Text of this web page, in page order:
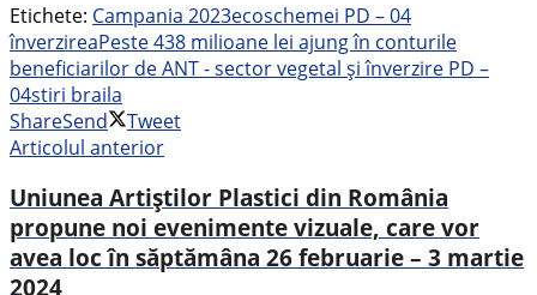
Etichete: Campania 2023ecoschemei PD – 04
înverzireaPeste 438 milioane lei ajung în conturile
beneficiarilor de ANT - sector vegetal și înverzire PD –
04stiri braila
ShareSend
Tweet
Articolul anterior
Uniunea Artiștilor Plastici din România
propune noi evenimente vizuale, care vor
avea loc în săptămâna 26 februarie – 3 martie
2024